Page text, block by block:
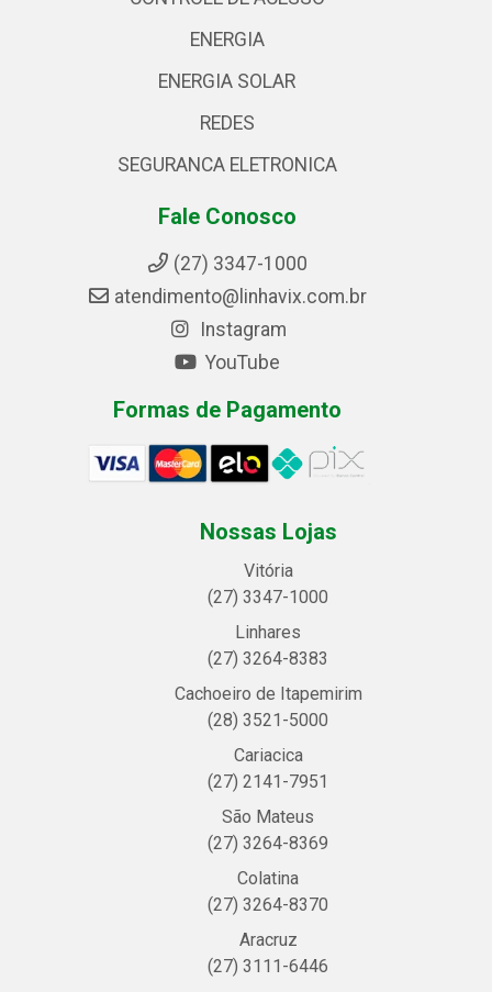
ENERGIA
ENERGIA SOLAR
REDES
SEGURANCA ELETRONICA
Fale Conosco
(27) 3347-1000
atendimento@linhavix.com.br
Instagram
YouTube
Formas de Pagamento
Nossas Lojas
Vitória
(27) 3347-1000
Linhares
(27) 3264-8383
Cachoeiro de Itapemirim
(28) 3521-5000
Cariacica
(27) 2141-7951
São Mateus
(27) 3264-8369
Colatina
(27) 3264-8370
Aracruz
(27) 3111-6446